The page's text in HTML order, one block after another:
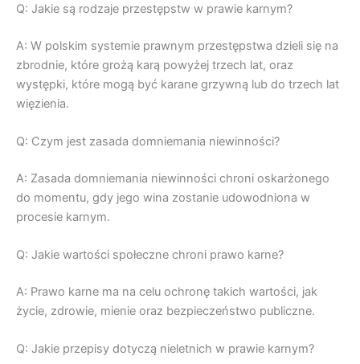
Q: Jakie są rodzaje przestępstw w prawie karnym?
A: W polskim systemie prawnym przestępstwa dzieli się na
zbrodnie, które grożą karą powyżej trzech lat, oraz
występki, które mogą być karane grzywną lub do trzech lat
więzienia.
Q: Czym jest zasada domniemania niewinności?
A: Zasada domniemania niewinności chroni oskarżonego
do momentu, gdy jego wina zostanie udowodniona w
procesie karnym.
Q: Jakie wartości społeczne chroni prawo karne?
A: Prawo karne ma na celu ochronę takich wartości, jak
życie, zdrowie, mienie oraz bezpieczeństwo publiczne.
Q: Jakie przepisy dotyczą nieletnich w prawie karnym?